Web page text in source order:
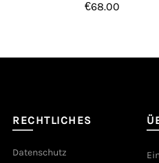
€68.00
RECHTLICHES
Datenschutz